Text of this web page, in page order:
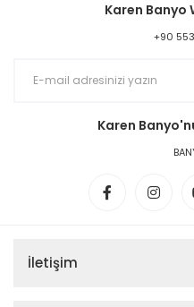
Karen Banyo
+90
Karen
İletişim